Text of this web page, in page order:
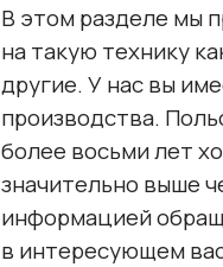
В этом разделе мы
на такую технику
другие. У нас вы
производства.
более восьми лет
значительно выше
информацией
в интересующем